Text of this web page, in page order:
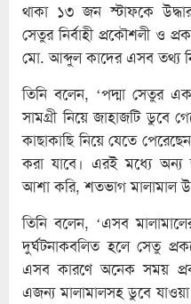
থাকা ১৩ জন স্টাফকে উদ্ধার
সেতুর নির্বাহী প্রকৌশলী ও
মো. আব্দুল কাদের এসব তথ্য
তিনি বলেন, ‘পদ্মা সেতুর
সামগ্রী নিয়ে জাহাজটি ডুবে
কাছাকাছি নিয়ে যেতে
করা যাবে। এরই মধ্যে অন্য
আশা করি, শতভাগ মালামাল
তিনি বলেন, ‘এসব
দুর্ঘটনাকবলিত হলে সেতু
এসব কারণে অনেক সময়
এজন্য মালামালসহ ডুবে